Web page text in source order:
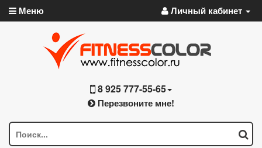
Меню Личный кабинет
8 925 777-55-65
Перезвоните мне!